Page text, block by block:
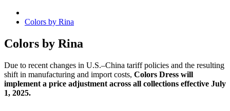
Colors by Rina
Colors by Rina
Due to recent changes in U.S.–China tariff policies and the resulting
shift in manufacturing and import costs, Colors Dress will
implement a price adjustment across all collections effective July
1, 2025.